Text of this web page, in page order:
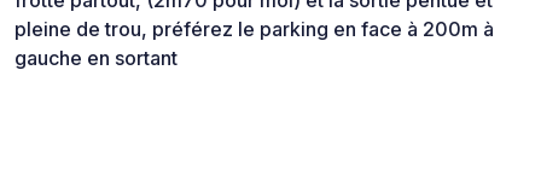
pleine de trou, préférez le parking en face à 200m à
gauche en sortant